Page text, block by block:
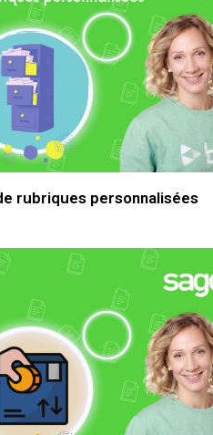
rubriques personnalisées